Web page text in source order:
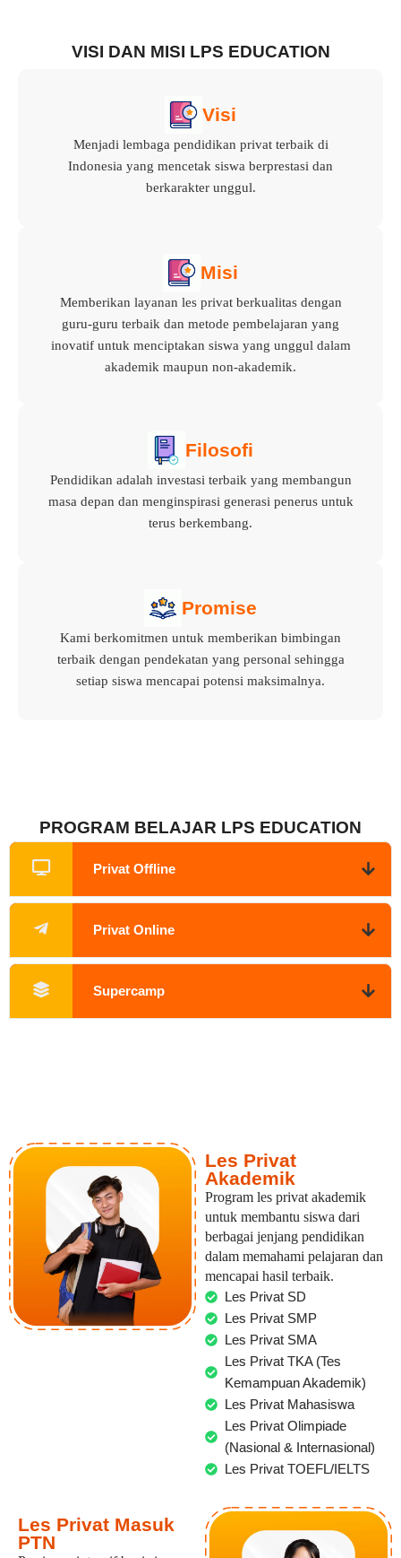
VISI DAN MISI LPS EDUCATION
Visi
Menjadi lembaga pendidikan privat terbaik di
Indonesia yang mencetak siswa berprestasi dan
berkarakter unggul.
Misi
Memberikan layanan les privat berkualitas dengan
guru-guru terbaik dan metode pembelajaran yang
inovatif untuk menciptakan siswa yang unggul dalam
akademik maupun non-akademik.
Filosofi
Pendidikan adalah investasi terbaik yang membangun
masa depan dan menginspirasi generasi penerus untuk
terus berkembang.
Promise
Kami berkomitmen untuk memberikan bimbingan
terbaik dengan pendekatan yang personal sehingga
setiap siswa mencapai potensi maksimalnya.
PROGRAM BELAJAR LPS EDUCATION
Privat Offline
Privat Online
Supercamp
Les Privat
Akademik
Program les privat akademik
untuk membantu siswa dari
berbagai jenjang pendidikan
dalam memahami pelajaran dan
mencapai hasil terbaik.
Les Privat SD
Les Privat SMP
Les Privat SMA
Les Privat TKA (Tes
Kemampuan Akademik)
Les Privat Mahasiswa
Les Privat Olimpiade
(Nasional & Internasional)
Les Privat TOEFL/IELTS
Les Privat Masuk
PTN